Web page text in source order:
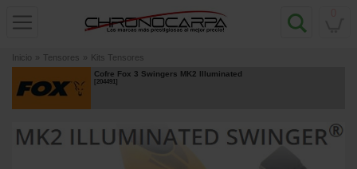
Inicio » Tensores » Kits Tensores
Cofre Fox 3 Swingers MK2 Illuminated
[204491]